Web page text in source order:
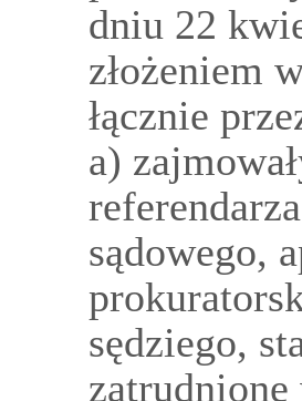
dniu 22
złożeniem
łącznie
a)
sądowego,
sędziego,